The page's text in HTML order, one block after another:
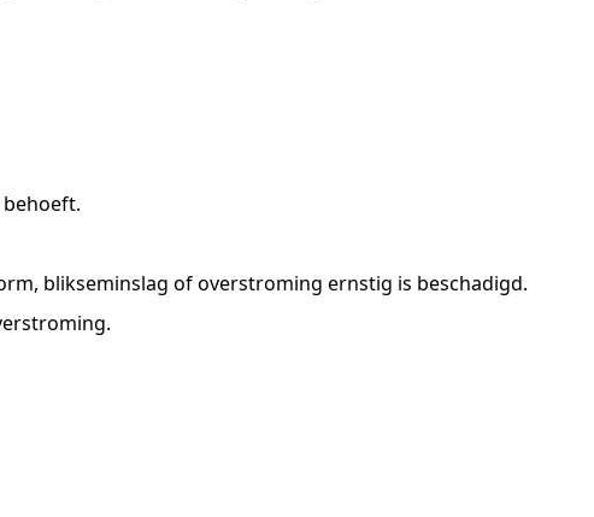
blikseminslag of overstroming ernstig is beschadigd.